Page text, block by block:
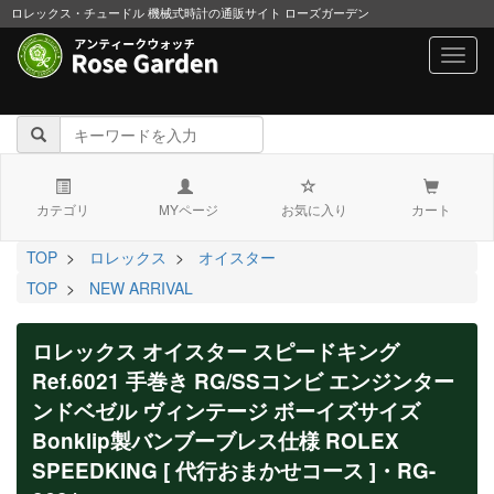
ロレックス・チュードル 機械式時計の通販サイト ローズガーデン
カテゴリ MYページ お気に入り カート
TOP > ロレックス >
オイスター
TOP > NEW ARRIVAL
ロレックス オイスター スピードキング
Ref.6021 手巻き RG/SSコンビ エンジンター
ンドベゼル ヴィンテージ ボーイズサイズ
Bonklip製バンブーブレス仕様 ROLEX
SPEEDKING [ 代行おまかせコース ]・RG-